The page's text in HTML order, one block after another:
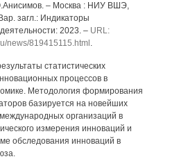
‒ Москва : НИУ ВШЭ,
загл.: Индикаторы
2023. ‒ URL:
news/819415115.html .
статистических
процессов в
Методология формирования
базируется на новейших
организаций в
измерения инноваций и
обследования инноваций в